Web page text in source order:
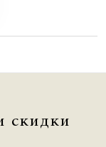
скидки